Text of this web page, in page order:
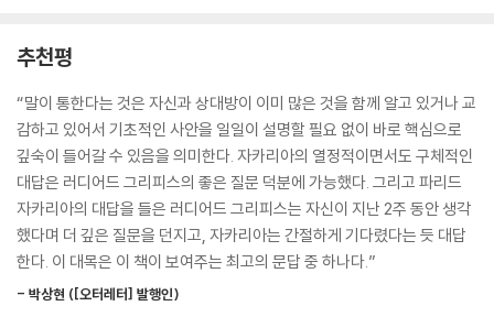
얼마나 될지 물었다면 10퍼센트 미만이라고 대답했을 겁니다. 그런데 지
--- p.110
“UN이 한물갔다고 말이야 쉽게 할 수 있지요, 하지만 조직을 새로 출범한
다 한들, 미국과 중국이 전 세계에서 가장 강력한 두 나라라는 현실에서 벗
어나게 될까요? 전 세계가 어떤 위협에 대비해 정치적으로 집결하거나 자
원을 공급하는 정도를, 이 두 나라가 좌지우지할 겁니다. 이들이 UN이라는
이름의 건물에서 일하고 있든, 아니면 ‘21세기의 중심21st Century Cen
tral’이라는 이름의 건물에서 일하고 있든, 그와는 아무 상관 없는 일입니
말콤 글래드웰 등 글로벌 인플루언서 9인 참여
멍크 다이얼로그 첫 시즌은 2020년 4월 9일부터 6월 10일까지 약 두 달
간 진행되었다. 주제는 ’The World After Covid’ 즉, 코로나 이후의 세
상. 대담은 라이브 스트리밍으로 진행되었고 이후 녹화 영상이 유튜브에
공개되어 누적 100만 회에 가까운 조회수를 기록할 정도로 관심을 모았다.
『타인의 해석』 『티핑 포인트』 로 유명한 말콤 글래드웰을 시작으로, 하버
드대 정치학 박사 출신의 CNN 방송 진행자 파리드 자카리아, 세계 최대 채
언, 오바마 정부 UN대사이자 바이든 정부 국제개발처 처장인 서맨사 파
추천평
“말이 통한다는 것은 자신과 상대방이 이미 많은 것을 함께 알고 있거나 교
감하고 있어서 기초적인 사안을 일일이 설명할 필요 없이 바로 핵심으로
깊숙이 들어갈 수 있음을 의미한다. 자카리아의 열정적이면서도 구체적인
대답은 러디어드 그리피스의 좋은 질문 덕분에 가능했다. 그리고 파리드
자카리아의 대답을 들은 러디어드 그리피스는 자신이 지난 2주 동안 생각
했다며 더 깊은 질문을 던지고, 자카리아는 간절하게 기다렸다는 듯 대답
한다. 이 대목은 이 책이 보여주는 최고의 문답 중 하나다.”
- 박상현 ([오터레터] 발행인)